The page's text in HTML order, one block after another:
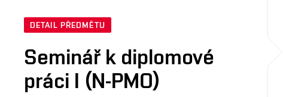
DETAIL PŘEDMĚTU
Seminář k diplomové
práci I (N-PMO)